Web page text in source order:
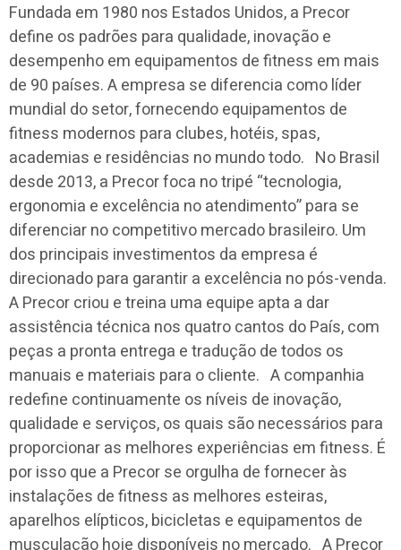
Fundada em 1980 nos Estados Unidos, a Precor
define os padrões para qualidade, inovação e
desempenho em equipamentos de fitness em mais
de 90 países. A empresa se diferencia como líder
mundial do setor, fornecendo equipamentos de
fitness modernos para clubes, hotéis, spas,
academias e residências no mundo todo. No Brasil
desde 2013, a Precor foca no tripé “tecnologia,
ergonomia e excelência no atendimento” para se
diferenciar no competitivo mercado brasileiro. Um
dos principais investimentos da empresa é
direcionado para garantir a excelência no pós-venda.
A Precor criou e treina uma equipe apta a dar
assistência técnica nos quatro cantos do País, com
peças a pronta entrega e tradução de todos os
manuais e materiais para o cliente. A companhia
redefine continuamente os níveis de inovação,
qualidade e serviços, os quais são necessários para
proporcionar as melhores experiências em fitness. É
por isso que a Precor se orgulha de fornecer às
instalações de fitness as melhores esteiras,
aparelhos elípticos, bicicletas e equipamentos de
musculação hoje disponíveis no mercado. A Precor